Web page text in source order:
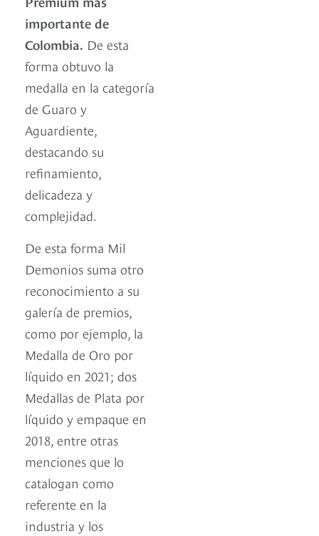
importante de
Colombia. De esta
forma obtuvo la
medalla en la categoría
de Guaro y
Aguardiente,
destacando su
refinamiento,
delicadeza y
complejidad.
De esta forma Mil
Demonios suma otro
reconocimiento a su
galería de premios,
como por ejemplo, la
Medalla de Oro por
líquido en 2021; dos
Medallas de Plata por
líquido y empaque en
2018, entre otras
menciones que lo
catalogan como
referente en la
industria y los